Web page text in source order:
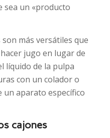
sea un «producto
más versátiles que
jugo en lugar de
líquido de la pulpa
con un colador o
un aparato específico
cajones